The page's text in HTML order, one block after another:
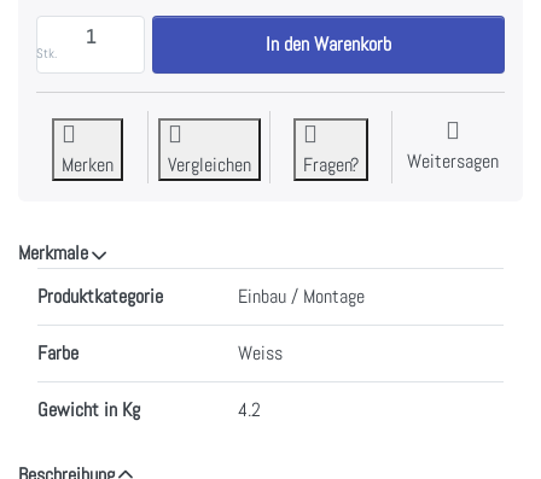
Stk.
AEG ULSLLF150A Umluft-Set mit regenerierbarem
In den Warenkorb
Merken Vergleichen Fragen? Weitersagen
Merkmale
Produktkategorie Einbau / Montage
Farbe Weiss
Gewicht in Kg 4.2